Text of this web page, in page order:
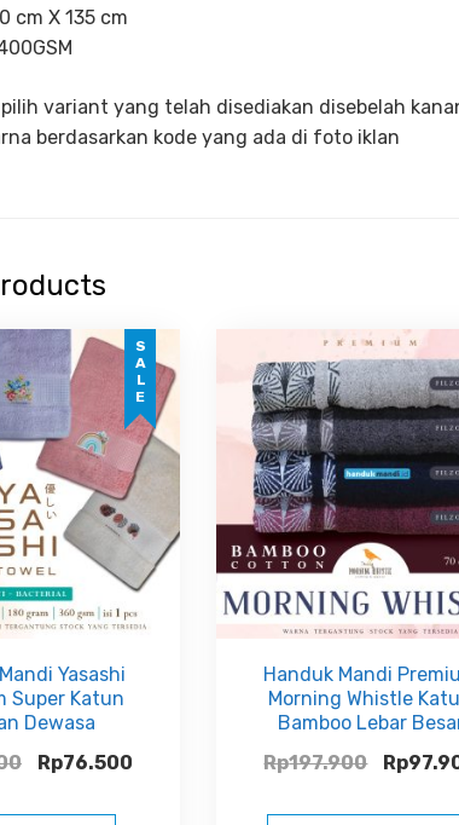
cm X 135 cm
variant yang telah disediakan disebelah
berdasarkan kode yang ada di foto iklan
SALE
Yasashi
Super Katun
Dewasa
Rp76.500
Handuk Mandi
Morning Whistle
Bamboo Lebar
Rp197.900 Rp